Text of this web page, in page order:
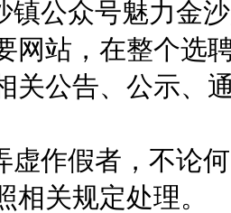
众号魅力金沙
网站，在整个选
关公告、公示、
假者，不论何
相关规定处理。